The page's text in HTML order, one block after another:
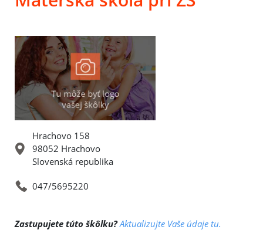
Hrachovo 158
98052 Hrachovo
Slovenská republika
047/5695220
Zastupujete túto škôlku? Aktualizujte Vaše údaje tu.